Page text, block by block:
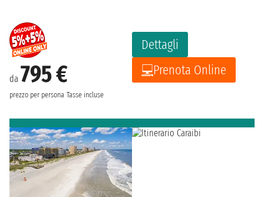
da 795 €
prezzo per persona Tasse incluse
Dettagli
Prenota Online